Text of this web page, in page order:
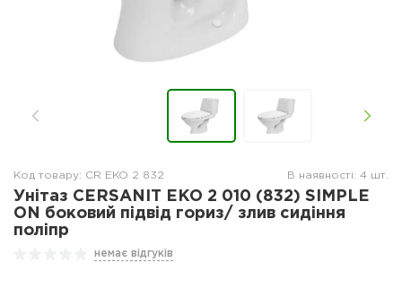
Код товару: CR EKO 2 832 В наявності: 4 шт.
Унітаз CERSANIT ЕKO 2 010 (832) SIMPLE
ON боковий підвід гориз/ злив сидіння
поліпр
немає відгуків